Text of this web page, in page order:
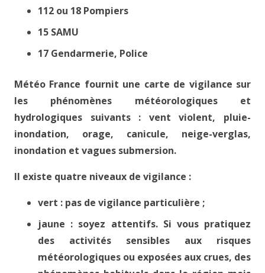
112 ou 18 Pompiers
15 SAMU
17 Gendarmerie, Police
Météo France fournit une carte de vigilance sur
les phénomènes météorologiques et
hydrologiques suivants : vent violent, pluie-
inondation, orage, canicule, neige-verglas,
inondation et vagues submersion.
Il existe quatre niveaux de vigilance :
vert : pas de vigilance particulière ;
jaune : soyez attentifs. Si vous pratiquez
des activités sensibles aux risques
météorologiques ou exposées aux crues, des